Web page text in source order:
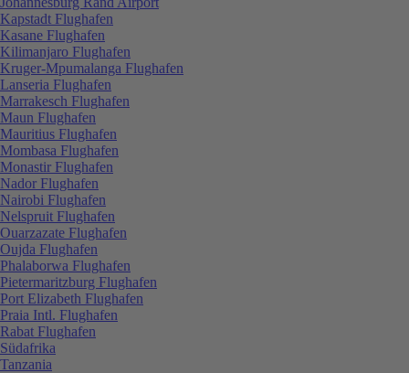
Kapstadt Flughafen
Kasane Flughafen
Kilimanjaro Flughafen
Kruger-Mpumalanga Flughafen
Lanseria Flughafen
Marrakesch Flughafen
Maun Flughafen
Mauritius Flughafen
Mombasa Flughafen
Monastir Flughafen
Nador Flughafen
Nairobi Flughafen
Nelspruit Flughafen
Ouarzazate Flughafen
Oujda Flughafen
Phalaborwa Flughafen
Pietermaritzburg Flughafen
Port Elizabeth Flughafen
Praia Intl. Flughafen
Rabat Flughafen
Südafrika
Tanzania